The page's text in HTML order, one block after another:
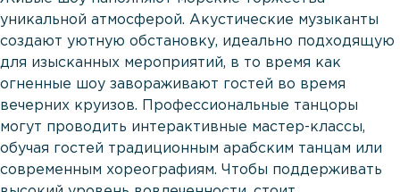
уникальной атмосферой. Акустические музыканты
создают уютную обстановку, идеально подходящую
для изысканных мероприятий, в то время как
огненные шоу завораживают гостей во время
вечерних круизов. Профессиональные танцоры
могут проводить интерактивные мастер-классы,
обучая гостей традиционным арабским танцам или
современным хореографиям. Чтобы поддерживать